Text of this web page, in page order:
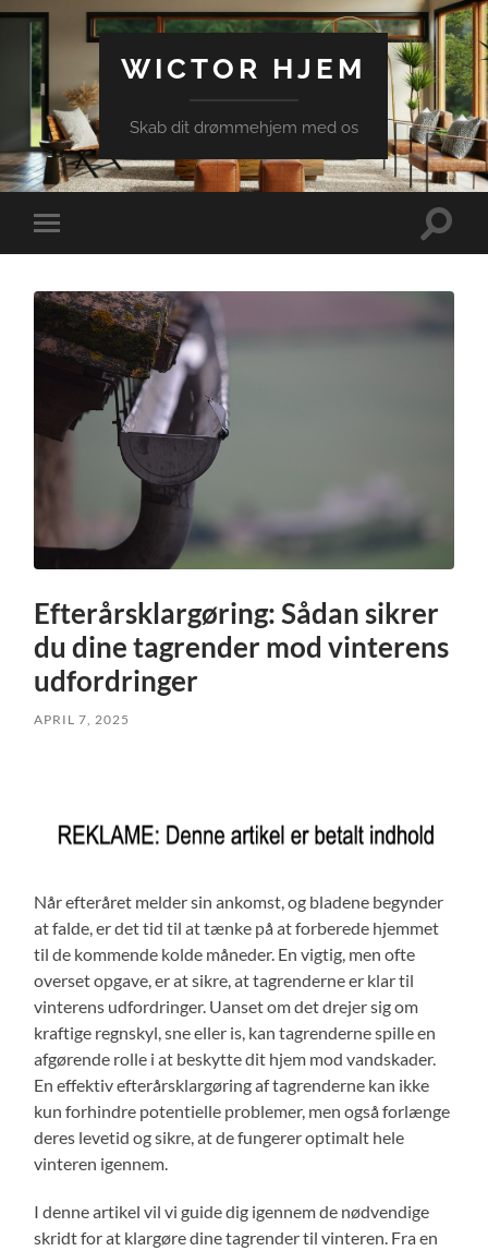
WICTOR HJEM
Skab dit drømmehjem med os
Toggle
mobile
Toggle
Efterårsklargøring: Sådan sikrer
du dine tagrender mod vinterens
udfordringer
APRIL 7, 2025
Når efteråret melder sin ankomst, og bladene begynder
at falde, er det tid til at tænke på at forberede hjemmet
til de kommende kolde måneder. En vigtig, men ofte
overset opgave, er at sikre, at tagrenderne er klar til
vinterens udfordringer. Uanset om det drejer sig om
kraftige regnskyl, sne eller is, kan tagrenderne spille en
afgørende rolle i at beskytte dit hjem mod vandskader.
En effektiv efterårsklargøring af tagrenderne kan ikke
kun forhindre potentielle problemer, men også forlænge
deres levetid og sikre, at de fungerer optimalt hele
vinteren igennem.
I denne artikel vil vi guide dig igennem de nødvendige
skridt for at klargøre dine tagrender til vinteren. Fra en